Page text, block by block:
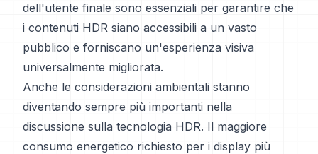
dell'utente finale sono essenziali per garantire che
i contenuti HDR siano accessibili a un vasto
pubblico e forniscano un'esperienza visiva
universalmente migliorata.
Anche le considerazioni ambientali stanno
diventando sempre più importanti nella
discussione sulla tecnologia HDR. Il maggiore
consumo energetico richiesto per i display più